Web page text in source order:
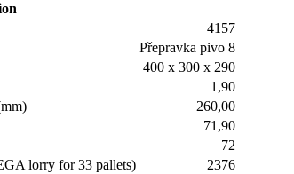
4157
Přepravka pivo 8
400 x 300 x 290
1,90
260,00
71,90
72
lorry for 33 pallets)
2376